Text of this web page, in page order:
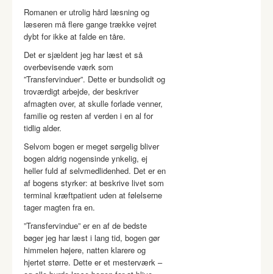
Romanen er utrolig hård læsning og
læseren må flere gange trække vejret
dybt for ikke at falde en tåre.
Det er sjældent jeg har læst et så
overbevisende værk som
”Transfervinduer”. Dette er bundsolidt og
troværdigt arbejde, der beskriver
afmagten over, at skulle forlade venner,
familie og resten af verden i en al for
tidlig alder.
Selvom bogen er meget sørgelig bliver
bogen aldrig nogensinde ynkelig, ej
heller fuld af selvmedlidenhed. Det er en
af bogens styrker: at beskrive livet som
terminal kræftpatient uden at følelserne
tager magten fra en.
”Transfervindue” er en af de bedste
bøger jeg har læst i lang tid, bogen gør
himmelen højere, natten klarere og
hjertet større. Dette er et mesterværk –